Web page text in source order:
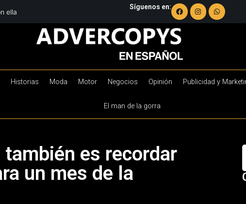
ella
Síguenos en:
Historias Moda Motor Negocios Opinión Publicidad y
El man de la gorra
es recordar
un mes de la